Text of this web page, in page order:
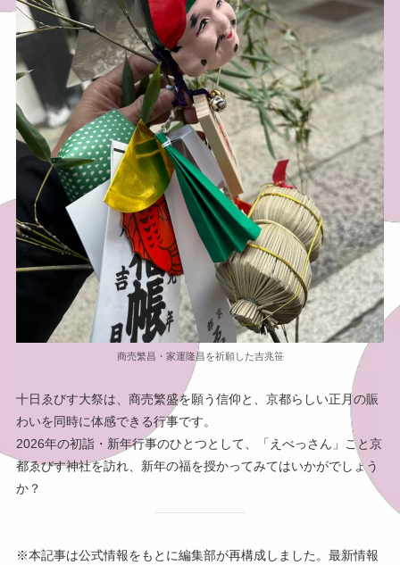
商売繁昌・家運隆昌を祈願した吉兆笹
十日ゑびす大祭は、商売繁盛を願う信仰と、京都らしい正月の賑
わいを同時に体感できる行事です。
2026年の初詣・新年行事のひとつとして、「えべっさん」こと京
都ゑびす神社を訪れ、新年の福を授かってみてはいかがでしょう
か？
※本記事は公式情報をもとに編集部が再構成しました。最新情報